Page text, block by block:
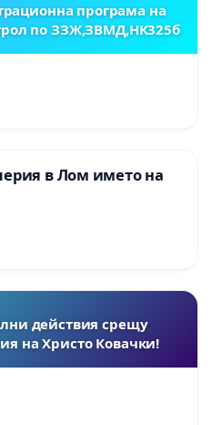
програма на
по ЗЗЖ,ЗВМД,НК325б
в Лом името на
действия срещу
на Христо Ковачки!